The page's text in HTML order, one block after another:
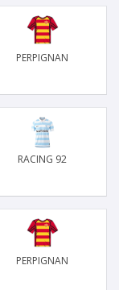
PERPIGNAN
RACING 92
PERPIGNAN